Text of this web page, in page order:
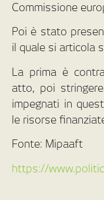
Commissione
Poi è stato
il quale si articola
La prima è
atto, poi
impegnati in
le risorse
Fonte: Mipaaft
https://